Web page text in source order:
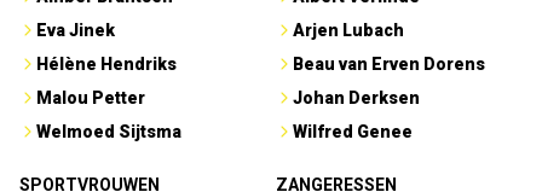
Eva Jinek
Hélène Hendriks
Malou Petter
Welmoed Sijtsma
Arjen Lubach
Beau van Erven Dorens
Johan Derksen
Wilfred Genee
SPORTVROUWEN ZANGERESSEN